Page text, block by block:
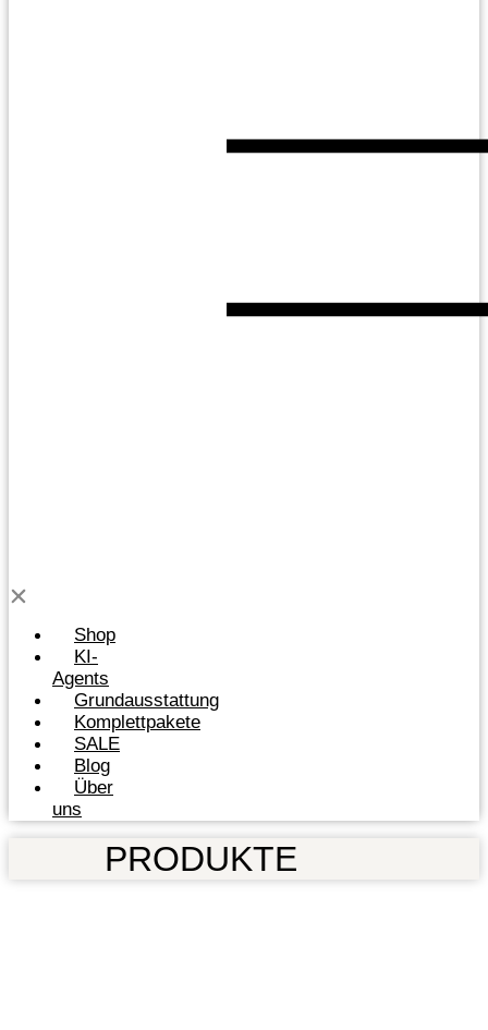
Shop
KI-
Agents
Grundausstattung
Komplettpakete
SALE
Blog
Über
uns
PRODUKTE